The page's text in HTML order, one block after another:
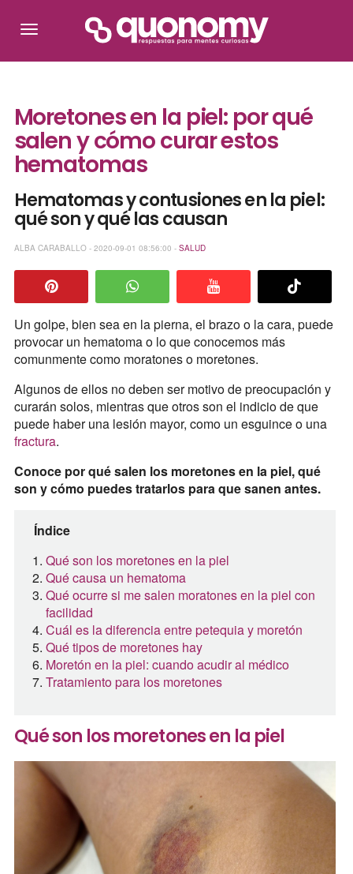
Moretones en la piel: por qué
salen y cómo curar estos
hematomas
Hematomas y contusiones en la piel:
qué son y qué las causan
ALBA CARABALLO - 2020-09-01 08:56:00 - SALUD
Un golpe, bien sea en la pierna, el brazo o la cara, puede
provocar un hematoma o lo que conocemos más
comunmente como moratones o moretones.
Algunos de ellos no deben ser motivo de preocupación y
curarán solos, mientras que otros son el indicio de que
puede haber una lesión mayor, como un esguince o una
fractura.
Conoce por qué salen los moretones en la piel, qué
son y cómo puedes tratarlos para que sanen antes.
Índice
Qué son los moretones en la piel
Qué causa un hematoma
Qué ocurre si me salen moratones en la piel con
facilidad
Cuál es la diferencia entre petequia y moretón
Qué tipos de moretones hay
Moretón en la piel: cuando acudir al médico
Tratamiento para los moretones
Qué son los moretones en la piel